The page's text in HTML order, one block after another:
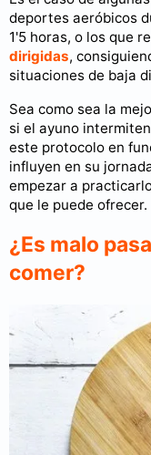
deportes aeróbicos
1'5 horas, o los que
dirigidas,
situaciones de baja
Sea como sea la
si el ayuno
este protocolo en
influyen en su
empezar a
que le puede ofrecer.
¿Es malo
comer?